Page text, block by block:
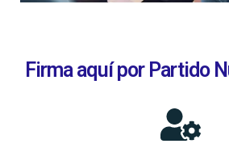
Firma aquí por Partido